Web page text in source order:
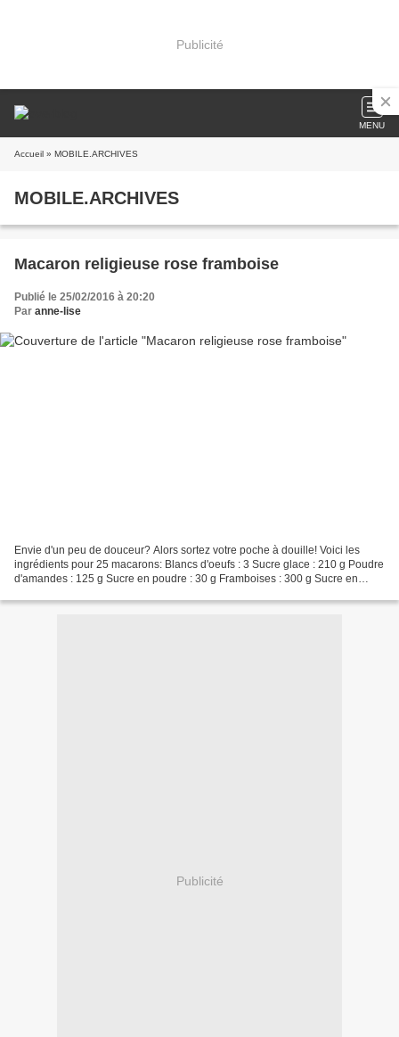
Publicité
MENU
Accueil » MOBILE.ARCHIVES
MOBILE.ARCHIVES
Macaron religieuse rose framboise
Publié le 25/02/2016 à 20:20
Par anne-lise
Envie d'un peu de douceur? Alors sortez votre poche à douille! Voici les
ingrédients pour 25 macarons: Blancs d'oeufs : 3 Sucre glace : 210 g Poudre
d'amandes : 125 g Sucre en poudre : 30 g Framboises : 300 g Sucre en
Publicité